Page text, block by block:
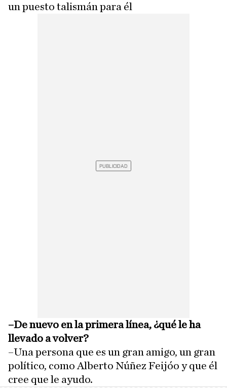
un puesto talismán para él
–De nuevo en la primera línea, ¿qué le ha
llevado a volver?
–Una persona que es un gran amigo, un gran
político, como Alberto Núñez Feijóo y que él
cree que le ayudo.